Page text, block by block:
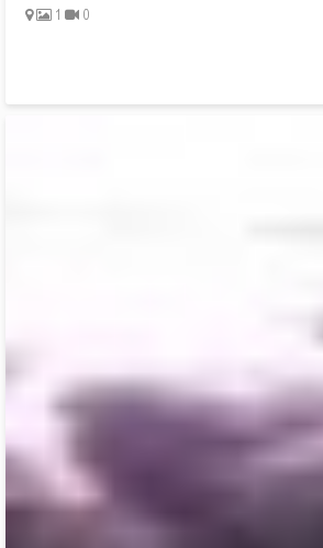
1 0